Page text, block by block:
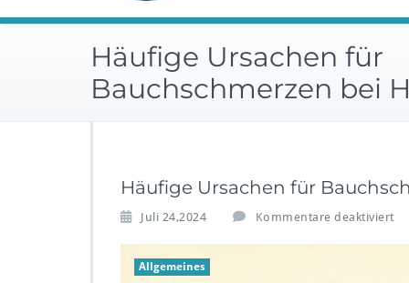
Häufige Ursachen für
Bauchschmerzen bei
Häufige Ursachen für
Juli 24,2024 Kommentare deaktiviert
Allgemeines